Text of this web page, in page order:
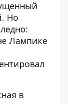
Но
Лампике
в